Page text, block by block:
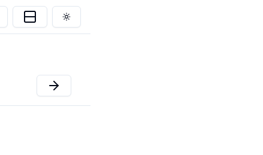
Toggle theme